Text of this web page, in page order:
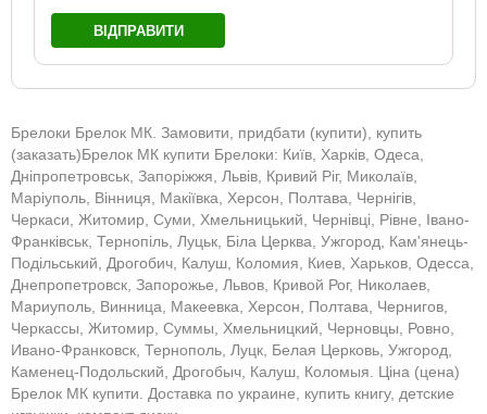
ВІДПРАВИТИ
Брелоки Брелок MК. Замовити, придбати (купити), купить
(заказать)Брелок MК купити Брелоки: Київ, Харків, Одеса,
Дніпропетровськ, Запоріжжя, Львів, Кривий Ріг, Миколаїв,
Маріуполь, Вінниця, Макіївка, Херсон, Полтава, Чернігів,
Черкаси, Житомир, Суми, Хмельницький, Чернівці, Рівне, Івано-
Франківськ, Тернопіль, Луцьк, Біла Церква, Ужгород, Кам'янець-
Подільський, Дрогобич, Калуш, Коломия, Киев, Харьков, Одесса,
Днепропетровск, Запорожье, Львов, Кривой Рог, Николаев,
Мариуполь, Винница, Макеевка, Херсон, Полтава, Чернигов,
Черкассы, Житомир, Суммы, Хмельницкий, Черновцы, Ровно,
Ивано-Франковск, Тернополь, Луцк, Белая Церковь, Ужгород,
Каменец-Подольский, Дрогобыч, Калуш, Коломыя. Ціна (цена)
Брелок MК купити. Доставка по украине, купить книгу, детские